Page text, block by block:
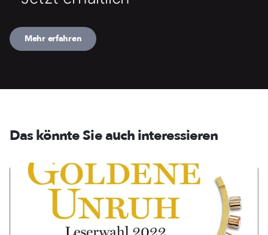
Mehr erfahren
Das könnte Sie auch interessieren